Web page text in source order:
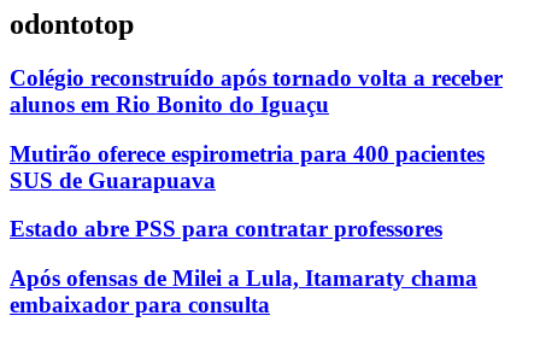
odontotop
Colégio reconstruído após tornado volta a receber
alunos em Rio Bonito do Iguaçu
Mutirão oferece espirometria para 400 pacientes
SUS de Guarapuava
Estado abre PSS para contratar professores
Após ofensas de Milei a Lula, Itamaraty chama
embaixador para consulta